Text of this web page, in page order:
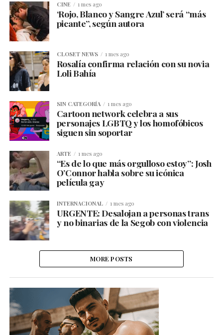
CINE 1 mes ago
‘Rojo, Blanco y Sangre Azul’ será “más
picante”, según autora
CLOSET NEWS 1 mes ago
Rosalía confirma relación con su novia
Loli Bahía
SIN CATEGORÍA 1 mes ago
Cartoon network celebra a sus
personajes LGBTQ y los homofóbicos
siguen sin soportar
ARTE 1 mes ago
“Es de lo que más orgulloso estoy”: Josh
O’Connor habla sobre su icónica
película gay
INTERNACIONAL 1 mes ago
URGENTE: Desalojan a personas trans
y no binarias de la Segob con violencia
MORE POSTS